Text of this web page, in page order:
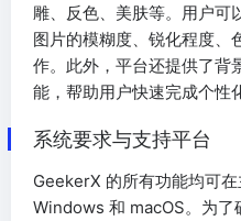
雕、反色、美肤等。用户可
图片的模糊度、锐化程度、
作。此外，平台还提供了背
能，帮助用户快速完成个性
系统要求与支持平台
GeekerX 的所有功能均可
Windows 和 macOS。为了